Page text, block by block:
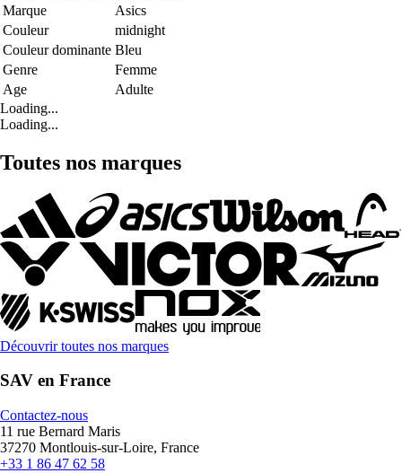
Marque
Asics
Couleur
midnight
Couleur dominante Bleu
Genre
Femme
Age
Adulte
Loading...
Loading...
Toutes nos marques
Découvrir toutes nos marques
SAV en France
Contactez-nous
11 rue Bernard Maris
37270 Montlouis-sur-Loire, France
+33 1 86 47 62 58